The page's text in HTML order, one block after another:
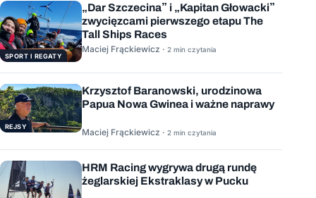
SPORT I REGATY
„Dar Szczecina” i „Kapitan Głowacki”
zwycięzcami pierwszego etapu The
Tall Ships Races
Maciej Frąckiewicz · 2 min czytania
REJSY
Krzysztof Baranowski, urodzinowa
Papua Nowa Gwinea i ważne naprawy
Maciej Frąckiewicz · 2 min czytania
HRM Racing wygrywa drugą rundę
żeglarskiej Ekstraklasy w Pucku